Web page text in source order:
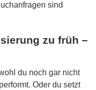
sind
zu früh –
du noch gar nicht
Oder du setzt